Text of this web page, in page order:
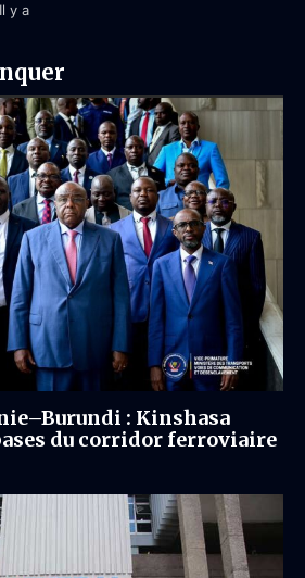
y a
: Kinshasa
du corridor ferroviaire